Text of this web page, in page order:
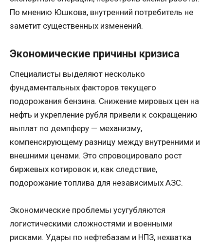
По мнению Юшкова, внутренний потребитель не
заметит существенных изменений.
Экономические причины кризиса
Специалисты выделяют несколько
фундаментальных факторов текущего
подорожания бензина. Снижение мировых цен на
нефть и укрепление рубля привели к сокращению
выплат по демпферу — механизму,
компенсирующему разницу между внутренними и
внешними ценами. Это спровоцировало рост
биржевых котировок и, как следствие,
подорожание топлива для независимых АЗС.
Экономические проблемы усугубляются
логистическими сложностями и военными
рисками. Удары по нефтебазам и НПЗ, нехватка